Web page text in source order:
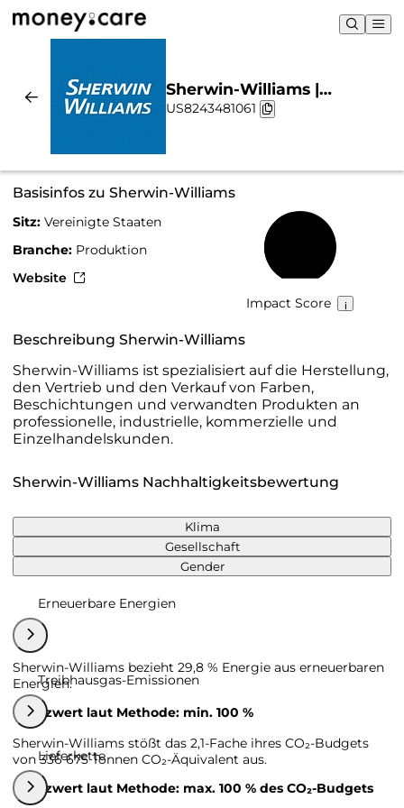
Sherwin-Williams |
Nachhaltigkeit & Chart
US8243481061
Basisinfos zu Sherwin-Williams
Sitz: Vereinigte Staaten
Branche: Produktion
Website
Impact Score
Beschreibung Sherwin-Williams
Sherwin-Williams ist spezialisiert auf die Herstellung,
den Vertrieb und den Verkauf von Farben,
Beschichtungen und verwandten Produkten an
professionelle, industrielle, kommerzielle und
Einzelhandelskunden.
Sherwin-Williams Nachhaltigkeitsbewertung
Klima
Gesellschaft
Gender
Erneuerbare Energien
Sherwin-Williams bezieht 29,8 % Energie aus erneuerbaren
Energien.
Grenzwert laut Methode: min. 100 %
Treibhausgas-Emissionen
Sherwin-Williams stößt das 2,1-Fache ihres CO₂-Budgets
von 336 675 Tonnen CO₂-Äquivalent aus.
Grenzwert laut Methode: max. 100 % des CO₂-Budgets
Lieferkette